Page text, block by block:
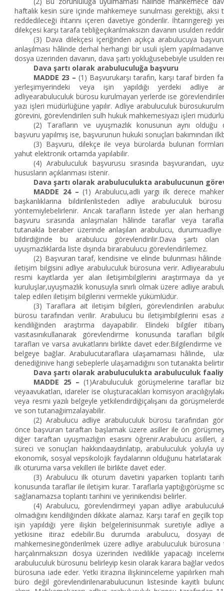
haftalık kesin süre içinde mahkemeye sunulması gerektiği, aksi
reddedileceği ihtarını içeren davetiye gönderilir. İhtarıngereği
dilekçesi karşı tarafa tebliğeçıkarılmaksızın davanın usulden
(3) Dava dilekçesi içeriğinden açıkça arabulucuya
anlaşılması hâlinde derhal herhangi bir usuli işlem yapılmadanve
dosya üzerinden davanın, dava şartı yokluğusebebiyle usulden
Dava şartı olarak arabuluculuğa başvuru
MADDE 23 – (1) Başvurukarşı tarafın, karşı taraf birden
yerleşimyerindeki veya işin yapıldığı yerdeki adliye
adliyearabuluculuk bürosu kurulmayan yerlerde ise
yazı işleri müdürlüğüne yapılır. Adliye arabuluculuk
görevini, görevlendirilen sulh hukuk mahkemesiyazı işleri
(2) Tarafların ve uyuşmazlık konusunun aynı olduğu
başvuru yapılmış ise, başvurunun hukuki sonuçları bakımından
(3) Başvuru, dilekçe ile veya bürolarda bulunan
yahut elektronik ortamda yapılabilir.
(4) Arabuluculuk başvurusu sırasında başvurandan,
hususların açıklanması istenir.
Dava şartı olarak arabuluculukta arabulucunun
MADDE 24 – (1) Arabulucu,adli yargı ilk derece
başkanlıklarına bildirilenlisteden adliye arabuluculuk
yöntemiylebelirlenir. Ancak tarafların listede yer alan
başvuru sırasında anlaşmaları hâlinde taraflar veya
tutanakla beraber üzerinde anlaşılan arabulucu,
bildirdiğinde bu arabulucu görevlendirilir.Dava şartı
uyuşmazlıklarda liste dışında birarabulucu görevlendirilemez.
(2) Başvuran taraf, kendisine ve elinde bulunması
iletişim bilgisini adliye arabuluculuk bürosuna verir.
resmi kayıtlarda yer alan iletişimbilgilerini araştırmaya da
kuruluşlar,uyuşmazlık konusuyla sınırlı olmak üzere adliye
talep edilen iletişim bilgilerini vermekle yükümlüdür.
(3) Taraflara ait iletişim bilgileri, görevlendirilen
bürosu tarafından verilir. Arabulucu bu iletişimbilgilerini esas
kendiliğinden araştırma dayapabilir. Elindeki bilgiler
vasıtasınıkullanarak görevlendirme konusunda tarafları
tarafları ve varsa avukatlarını birlikte davet eder.Bilgilendirme
belgeye bağlar. Arabulucutaraflara ulaşamaması hâlinde,
denediğinive hangi sebeplerle ulaşamadığını son tutanakta
Dava şartı olarak arabuluculukta arabuluculuk
MADDE 25 – (1)Arabuluculuk görüşmelerine taraflar
veyaavukatları, idareler ise oluşturacakları komisyon
veya resmi yazılı belgeyle yetkilendirdiğiçalışanı da
ve son tutanağıimzalayabilir.
(2) Arabulucu adliye arabuluculuk bürosu tarafından
önce başvuran taraftan başlamak üzere asiller ile ön
diğer taraftan uyuşmazlığın esasını öğrenir.Arabulucu asilleri,
süreci ve sonuçları hakkındaaydınlatıp, arabuluculuk yoluyla
ekonomik, sosyal vepsikolojik faydalarının olduğunu hatırlatarak
ilk oturuma varsa vekilleri ile birlikte davet eder.
(3) Arabulucu ilk oturum davetini yaparken toplantı
konusunda taraflar ile iletişim kurar. Taraflarla yaptığıgörüşme
sağlanamazsa toplantı tarihini ve yerinikendisi belirler.
(4) Arabulucu, görevlendirmeyi yapan adliye
olmadığını kendiliğinden dikkate alamaz. Karşı taraf en geçilk
işin yapıldığı yere ilişkin belgelerinisunmak suretiyle adliye
yetkisine itiraz edebilir.Bu durumda arabulucu, dosyayı
mahkemesinegönderilmek üzere adliye arabuluculuk
harçalınmaksızın dosya üzerinden ivedilikle yapacağı
arabuluculuk bürosunu belirleyip kesin olarak karara bağlar
bürosuna iade eder. Yetki itirazına ilişkininceleme yapılırken
büro değil görevlendirilenarabulucunun listesinde kayıtlı